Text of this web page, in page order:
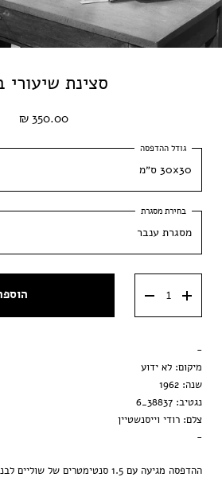
סצינת שיעורי
350.00 ₪
30x30 ס״מ
30x30 ס״מ
40x40 ס״מ
50x50 ס״מ
מסגרת ענבר
מסגרת וונגה
הדפסה בלבד
-
מיקום: לא ידוע
שנה: 1962
נגטיב: 38837_6
צלם: רודי וייסנשטיין
-
ההדפסה מגיעה עם 1.5 סנטימטרים של שוליים לבנים הנכללים בגודל ההדפסה